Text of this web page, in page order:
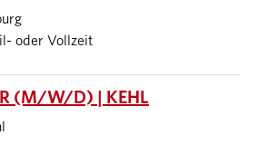
oder Vollzeit
(M/W/D) | KEHL